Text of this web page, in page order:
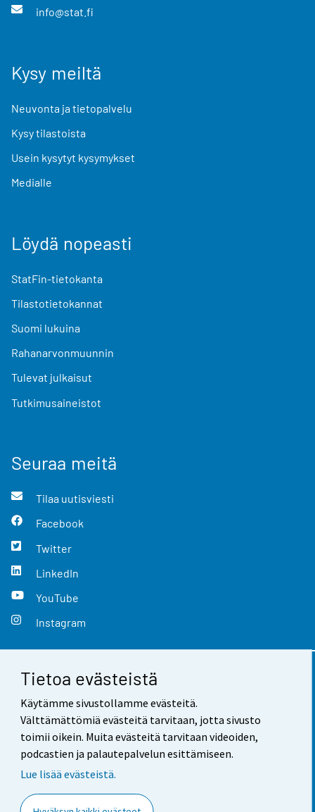
Tietoa evästeistä
Käytämme sivustollamme evästeitä.
Välttämättömiä evästeitä tarvitaan, jotta sivusto
toimii oikein. Muita evästeitä tarvitaan videoiden,
podcastien ja palautepalvelun esittämiseen.
Lue lisää evästeistä.
info@stat.fi
Kysy meiltä
Neuvonta ja tietopalvelu
Kysy tilastoista
Usein kysytyt kysymykset
Medialle
Löydä nopeasti
StatFin-tietokanta
Tilastotietokannat
Suomi lukuina
Rahanarvonmuunnin
Tulevat julkaisut
Tutkimusaineistot
Seuraa meitä
Tilaa uutisviesti
Facebook
Twitter
LinkedIn
YouTube
Instagram
Yhteystiedot
Palaute
Käyttöehdot
Saavutettavuus